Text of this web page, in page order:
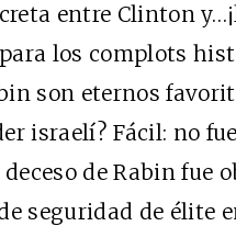
entre Clinton
los complots
son eternos
israelí? Fácil: no
de Rabin fue
seguridad de élite